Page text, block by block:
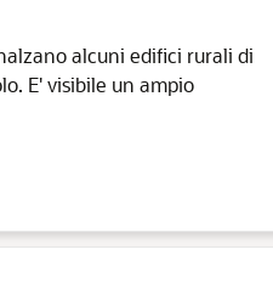
alcuni edifici rurali di
E' visibile un ampio